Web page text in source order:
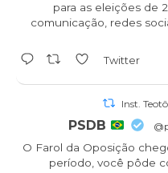
para as eleições de
comunicação, redes
Twitter
Inst.
PSDB
O Farol da Oposição
período, você pôde